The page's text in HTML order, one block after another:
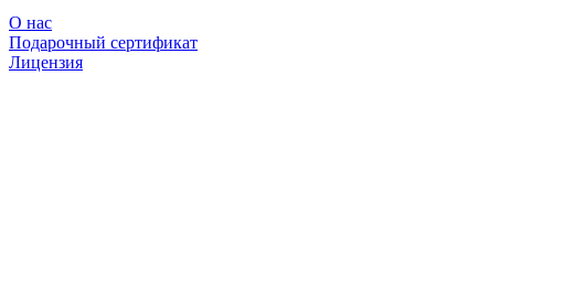
О нас
Подарочный сертификат
Лицензия